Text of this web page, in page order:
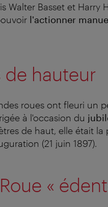
Walter Basset et Harry
l'actionner
de hauteur
roues ont fleuri un
à l'occasion du
de haut, elle était
(21 juin 1897).
«